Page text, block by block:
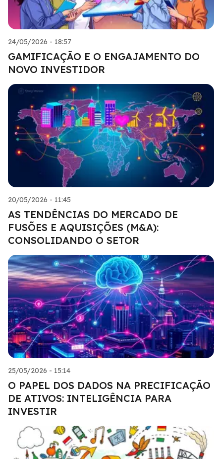
24/05/2026 - 18:57
GAMIFICAÇÃO E O ENGAJAMENTO DO
NOVO INVESTIDOR
20/05/2026 - 11:45
AS TENDÊNCIAS DO MERCADO DE
FUSÕES E AQUISIÇÕES (M&A):
CONSOLIDANDO O SETOR
25/05/2026 - 15:14
O PAPEL DOS DADOS NA PRECIFICAÇÃO
DE ATIVOS: INTELIGÊNCIA PARA
INVESTIR